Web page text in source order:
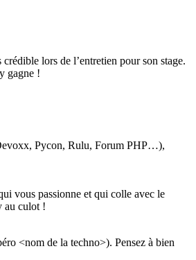
lors de l’entretien pour son stage.
gagne !
Pycon, Rulu, Forum PHP…),
vous passionne et qui colle avec le
au culot !
<nom de la techno>). Pensez à bien